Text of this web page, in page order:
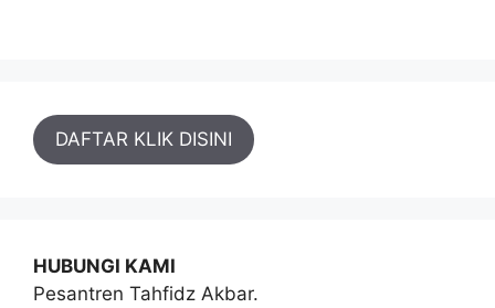
DAFTAR KLIK DISINI
HUBUNGI KAMI
Pesantren Tahfidz Akbar.